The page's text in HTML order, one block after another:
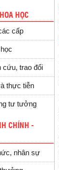
HỌC
cấp
cứu, trao đổi
thực tiễn
tư tưởng
CHÍNH -
nhân sự